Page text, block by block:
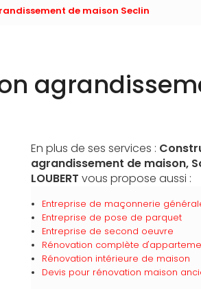
de maison Seclin
En plus de ses services :
agrandissement de maison,
LOUBERT vous propose aussi :
Entreprise de maçonnerie
Entreprise de pose de parquet
Entreprise de second oeuvre
Rénovation complète
Rénovation intérieure de maison
Devis pour rénovation maison